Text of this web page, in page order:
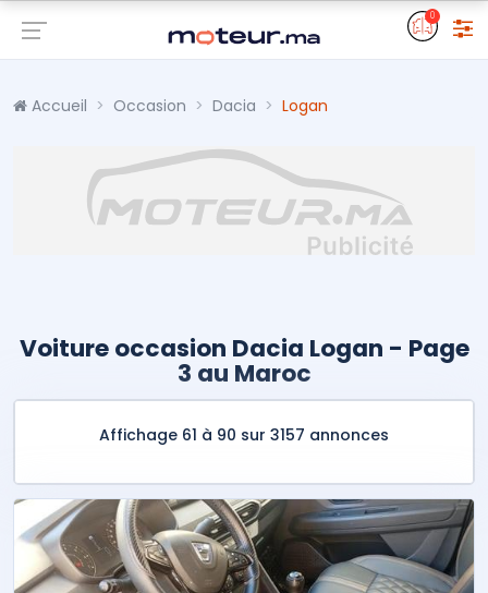
0
Accueil Occasion Dacia Logan
Voiture occasion Dacia Logan - Page
3 au Maroc
Affichage 61 à 90 sur 3157 annonces